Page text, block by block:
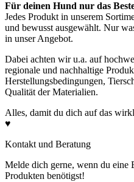
Außenmaterial 1: 100 %
Außenmaterial 2: 100 %
Futter: 100 % Polyester (recycelt)
Für deinen Hund nur das
Jedes Produkt in unserem
und bewusst ausgewählt. Nur
in unser Angebot.
Dabei achten wir u.a. auf
regionale und nachhaltige
Herstellungsbedingungen,
Qualität der Materialien.
Alles, damit du dich auf das
♥
Kontakt und Beratung
Melde dich gerne, wenn du eine
Produkten benötigst!